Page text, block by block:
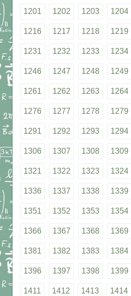
1201 1202 1203 1204
1216 1217 1218 1219
1231 1232 1233 1234
1246 1247 1248 1249
1261 1262 1263 1264
1276 1277 1278 1279
1291 1292 1293 1294
1306 1307 1308 1309
1321 1322 1323 1324
1336 1337 1338 1339
1351 1352 1353 1354
1366 1367 1368 1369
1381 1382 1383 1384
1396 1397 1398 1399
1411 1412 1413 1414